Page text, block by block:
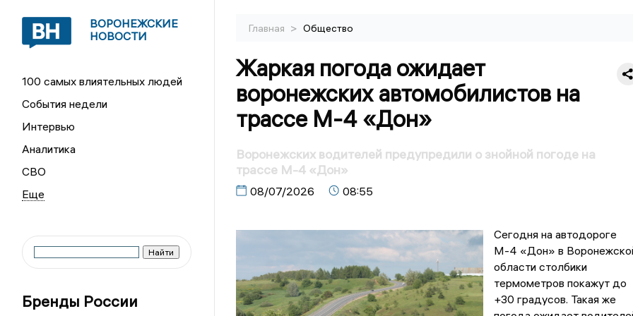
ВОРОНЕЖСКИЕ
НОВОСТИ
100 самых влиятельных людей
События недели
Интервью
Аналитика
СВО
Бренды России
Главная > Общество
Жаркая погода ожидает
воронежских автомобилистов на
трассе М-4 «Дон»
Воронежских водителей предупредили о знойной погоде на
трассе М-4 «Дон»
08/07/2026 08:55
Сегодня на автодороге
М-4 «Дон» в
области столбики
термометров покажут до
+30 градусов. Такая же